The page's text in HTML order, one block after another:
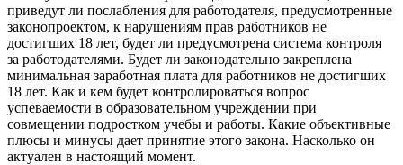
приведут ли послабления для работодателя, предусмотренные
законопроектом, к нарушениям прав работников не
достигших 18 лет, будет ли предусмотрена система контроля
за работодателями. Будет ли законодательно закреплена
минимальная заработная плата для работников не достигших
18 лет. Как и кем будет контролироваться вопрос
успеваемости в образовательном учреждении при
совмещении подростком учебы и работы. Какие объективные
плюсы и минусы дает принятие этого закона. Насколько он
актуален в настоящий момент.